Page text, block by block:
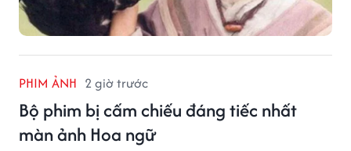
PHIM ẢNH 2 giờ trước
Bộ phim bị cấm chiếu đáng tiếc nhất
màn ảnh Hoa ngữ